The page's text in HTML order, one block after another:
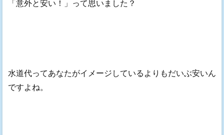
「意外と安い！」って思いました？
水道代ってあなたがイメージしているよりもだいぶ安いん
ですよね。